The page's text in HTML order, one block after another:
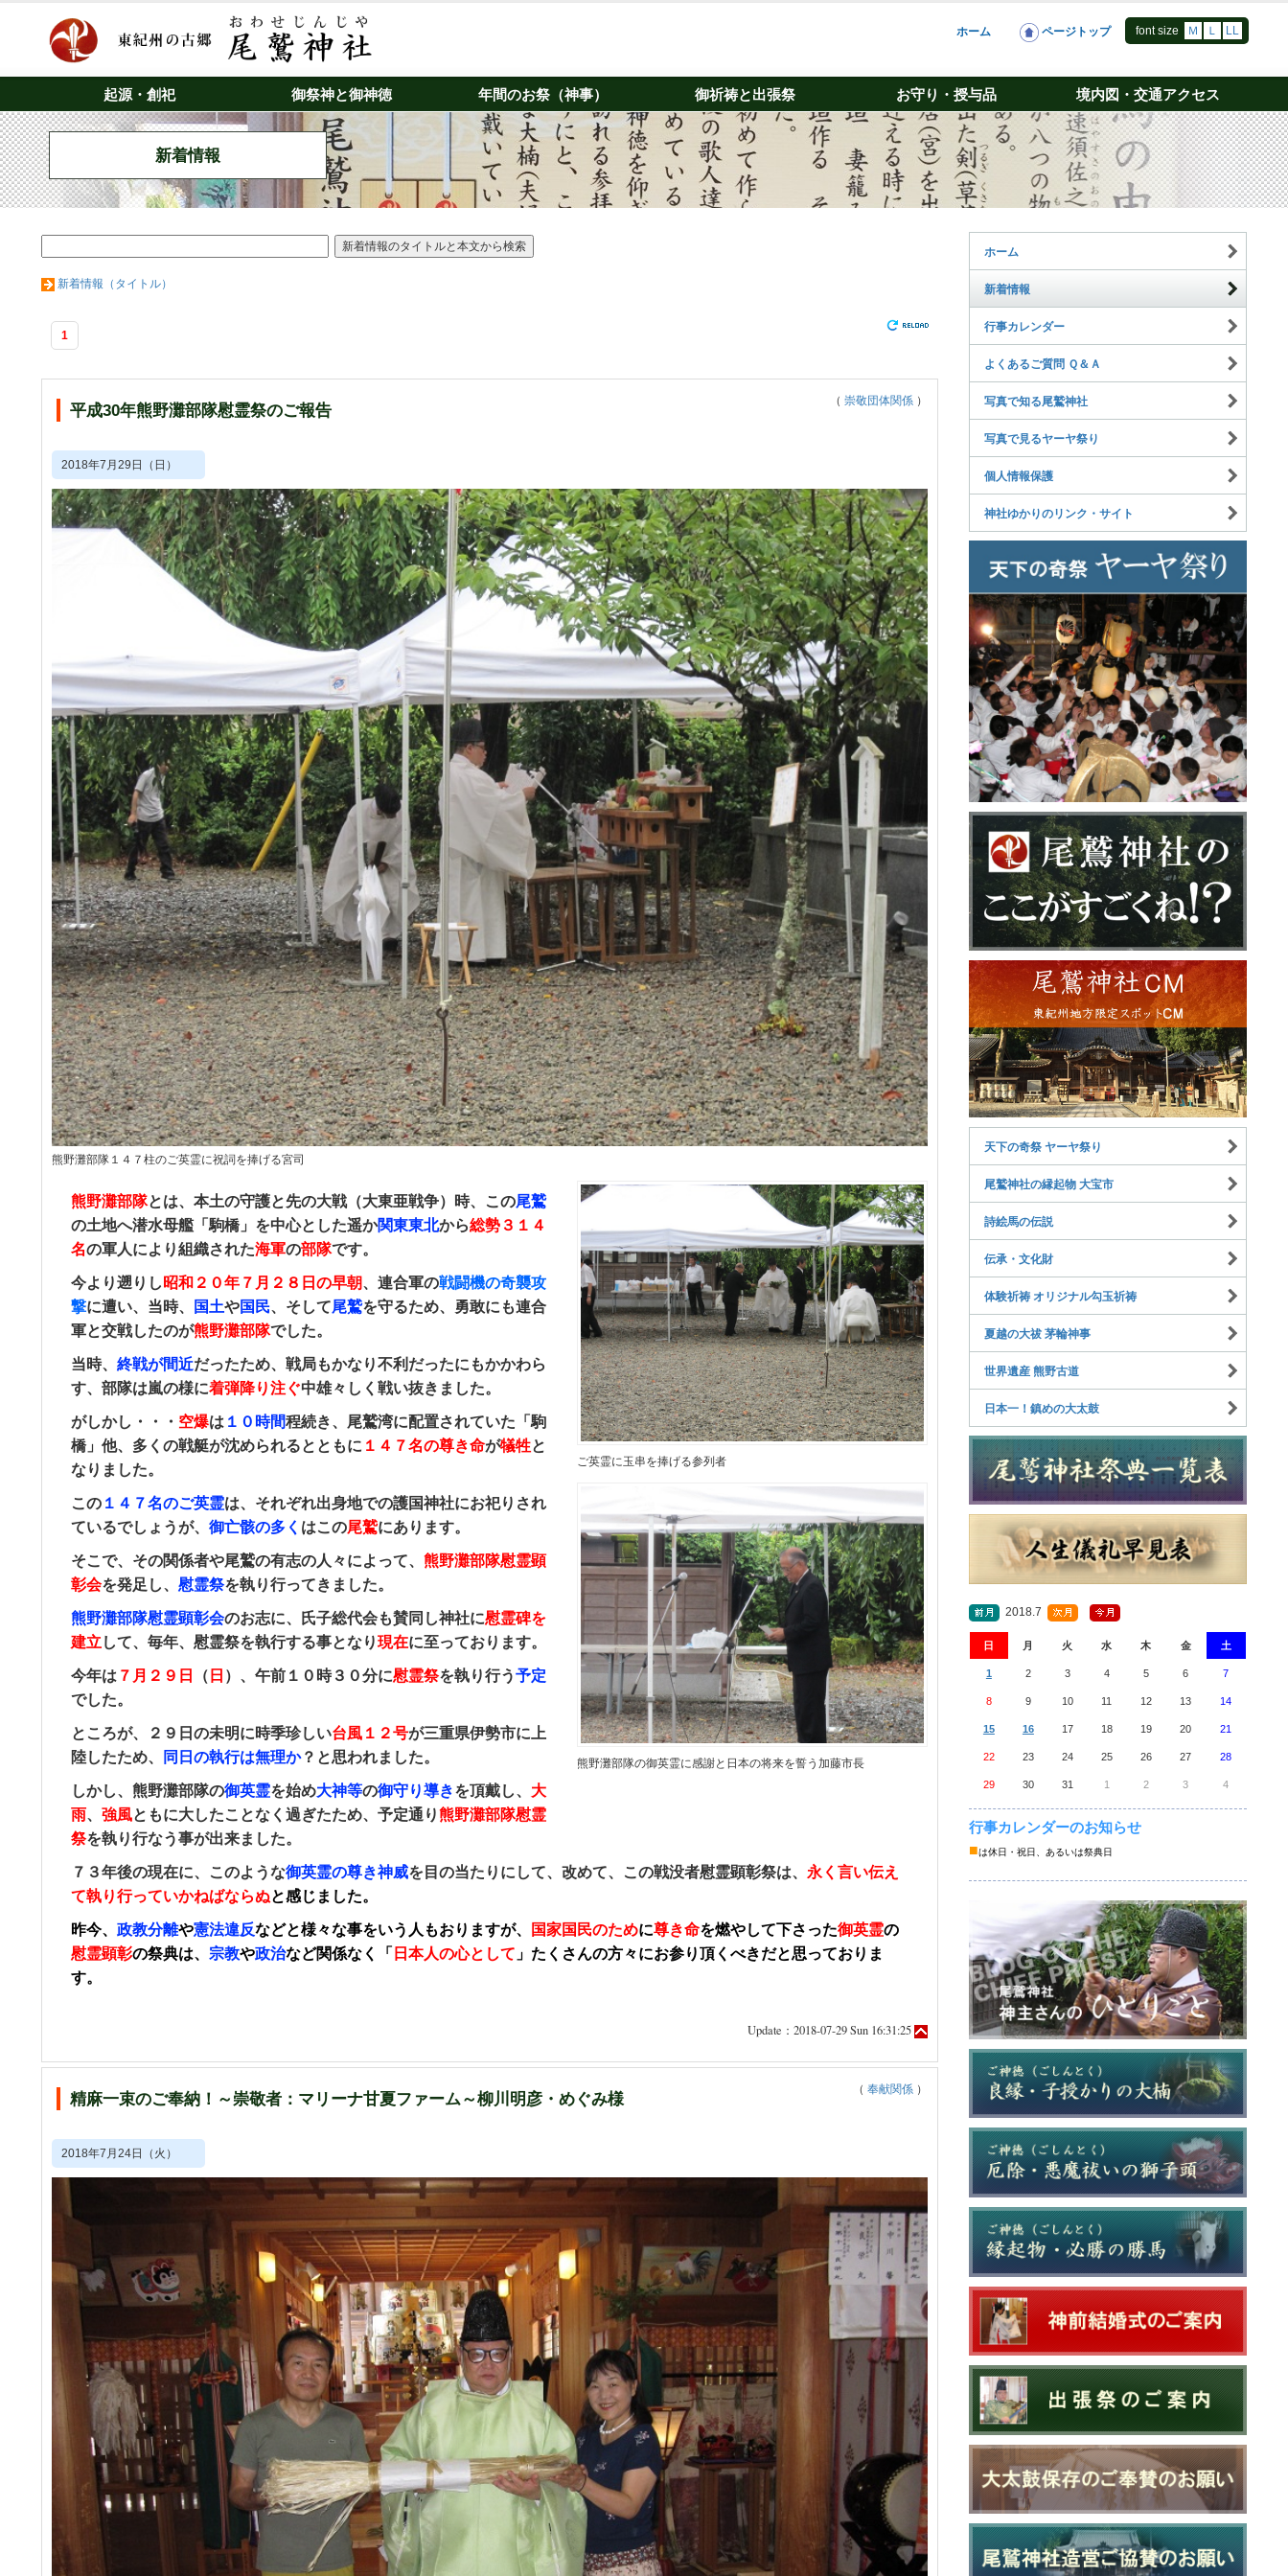
ホーム ページトップ font size Ｍ Ｌ LL
起源・創祀 御祭神と御神徳 年間のお祭（神事） 御祈祷と出張祭 お守り・授与品 境内図・交通アクセス
新着情報
新着情報（タイトル）
1
平成30年熊野灘部隊慰霊祭のご報告 （ 崇敬団体関係）
2018年7月29日（日）
熊野灘部隊１４７柱のご英霊に祝詞を捧げる宮司
ご英霊に玉串を捧げる参列者
熊野灘部隊の御英霊に感謝と日本の将来を誓う加藤市長
熊野灘部隊とは、本土の守護と先の大戦（大東亜戦争）時、この尾鷲
の土地へ潜水母艦「駒橋」を中心とした遥か関東東北から総勢３１４
名の軍人により組織された海軍の部隊です。
今より遡りし 昭和２０年７月２８日の早朝、連合軍の戦闘機の奇襲攻
撃に遭い、 当時、 国土や国民、そして尾鷲を守るため、勇敢にも連合
軍と交戦したのが熊野灘部隊でした。
当時、 終戦が間近だったため、 戦局もかなり不利だったにもかかわら
す、部隊は嵐の様に着弾降り注ぐ中雄々しく戦い抜きました。
がしかし・・・ 空爆は １０時間程続き、
尾鷲湾に配置されていた「駒
橋」他、多くの戦艇が沈められるとともに １４７名の尊き命が犠牲と
なりました。
この１４７名のご英霊は、それぞれ出身地での護国神社にお祀りされ
ているでしょうが、 御亡骸の多く はこの尾鷲にあります。
そこで、その関係者や尾鷲の有志の人々によって、 熊野灘部隊慰霊顕
彰会を発足し、 慰霊祭を執り行ってきました。
熊野灘部隊慰霊顕彰会のお志に、氏子総代会も賛同し神社に慰霊碑を
建立 して、毎年、慰霊祭を執行する事となり現在に至っております。
今年は ７月２９日 （ 日 ）、 午前１０時３０分に慰霊祭を執り行う予定
でした。
ところが、２９日の未明に時季珍しい台風１２号が三重県伊勢市に上
陸したため、
同日の執行は無理か？と思われました。
しかし、熊野灘部隊の御英霊を始め大神等の御守り導きを頂戴し、 大
雨、 強風ともに大したことなく過ぎたため、予定通り熊野灘部隊慰霊
祭を執り行なう事が出来ました。
７３年後の現在に、このような御英霊の尊き神威を目の当たりにして、改めて、この戦没者慰霊顕彰祭は、 永く言い伝え
て執り行っていかねばならぬと感じました。
昨今、 政教分離や憲法違反などと様々な事をいう人もおりますが、 国家国民のために尊き命を燃やして下さった御英霊の
慰霊顕彰の祭典は、 宗教や政治など関係なく「 日本人の心として 」たくさんの方々にお参り頂くべきだと思っておりま
す。
Update：2018-07-29 Sun 16:31:25
精麻一束のご奉納！～崇敬者：マリーナ甘夏ファーム～柳川明彦・めぐみ様 （ 奉献関係）
2018年7月24日（火）
ホーム
新着情報
行事カレンダー
よくあるご質問 Ｑ＆Ａ
写真で知る尾鷲神社
写真で見るヤーヤ祭り
個人情報保護
神社ゆかりのリンク・サイト
天下の奇祭 ヤーヤ祭り
尾鷲神社の縁起物 大宝市
詩絵馬の伝説
伝承・文化財
体験祈祷 オリジナル勾玉祈祷
夏越の大祓 茅輪神事
世界遺産 熊野古道
日本一！鎮めの大太鼓
2018.7
日 月 火 水 木 金 土
1 2 3 4 5 6 7
8 9 10 11 12 13 14
15 16 17 18 19 20 21
22 23 24 25 26 27 28
29 30 31 1 2 3 4
行事カレンダーのお知らせ
■は休日・祝日、あるいは祭典日